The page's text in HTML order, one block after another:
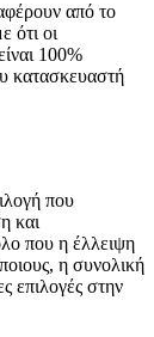
από το
ότι οι
100%
κατασκευαστή
που
και
που η έλλειψη
η συνολική
επιλογές στην